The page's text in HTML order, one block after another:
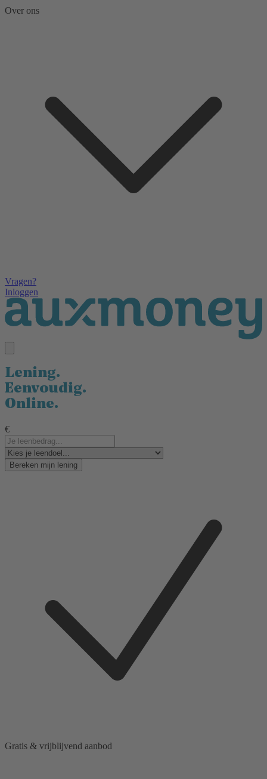
Over ons
Vragen?
Inloggen
Lening.
Eenvoudig.
Online.
€
Bereken mijn lening
Gratis & vrijblijvend aanbod